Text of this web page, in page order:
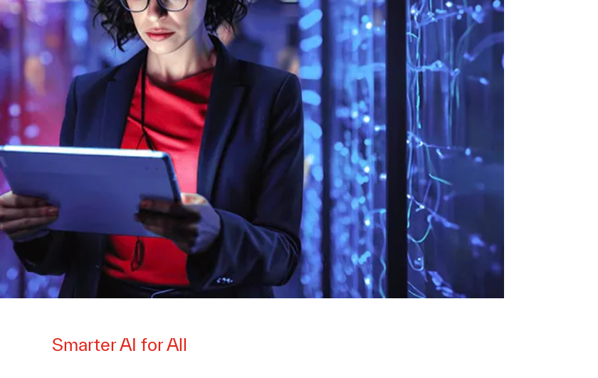
Smarter AI for All